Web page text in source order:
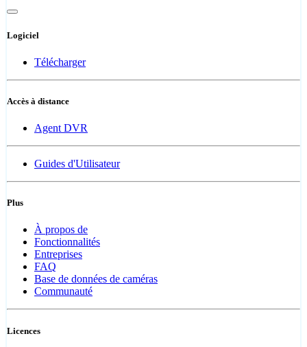
Logiciel
Télécharger
Accès à distance
Agent DVR
Guides d'Utilisateur
Plus
À propos de
Fonctionnalités
Entreprises
FAQ
Base de données de caméras
Communauté
Licences